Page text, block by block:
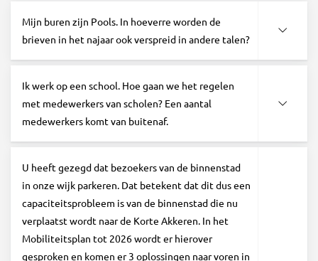
Mijn buren zijn Pools. In hoeverre worden de
brieven in het najaar ook verspreid in andere talen?
Ik werk op een school. Hoe gaan we het regelen
met medewerkers van scholen? Een aantal
medewerkers komt van buitenaf.
U heeft gezegd dat bezoekers van de binnenstad
in onze wijk parkeren. Dat betekent dat dit dus een
capaciteitsprobleem is van de binnenstad die nu
verplaatst wordt naar de Korte Akkeren. In het
Mobiliteitsplan tot 2026 wordt er hierover
gesproken en komen er 3 oplossingen naar voren in